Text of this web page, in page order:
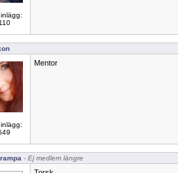
Mentor
- Ej medlem längre